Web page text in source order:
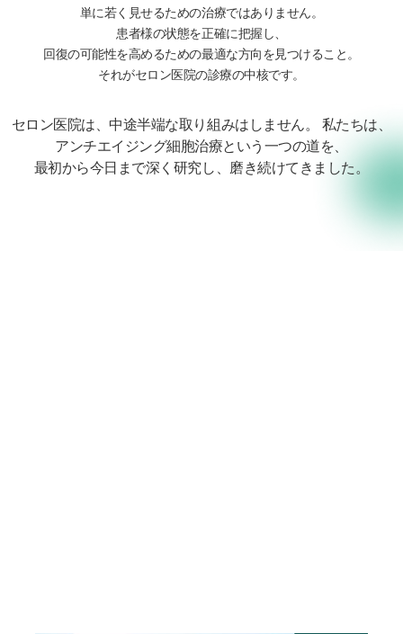
単に若く見せるための治療ではありません。
患者様の状態を正確に把握し、
回復の可能性を高めるための最適な方向を見つけること。
それがセロン医院の診療の中核です。
セロン医院は、中途半端な取り組みはしません。 私たちは、
アンチエイジング細胞治療という一つの道を、
最初から今日まで深く研究し、磨き続けてきました。